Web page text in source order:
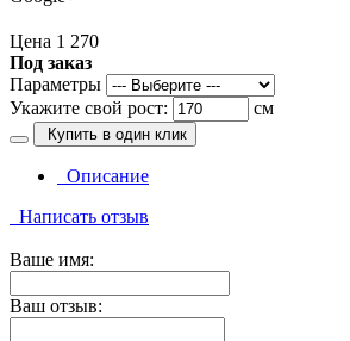
Цена 1 270
Под заказ
Параметры
Укажите свой рост:
см
Купить в один клик
Описание
Написать отзыв
Ваше имя:
Ваш отзыв: